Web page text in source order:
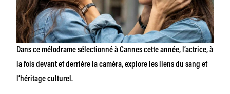
Dans ce mélodrame sélectionné à Cannes cette année, l’actrice, à
la fois devant et derrière la caméra, explore les liens du sang et
l’héritage culturel.